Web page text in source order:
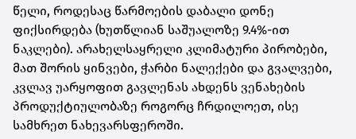
წელი, როდესაც წარმოების დაბალი დონე
ფიქსირდება (ხუთწლიან საშუალოზე 9.4%-ით
ნაკლები). არახელსაყრელი კლიმატური პირობები,
მათ შორის ყინვები, ჭარბი ნალექები და გვალვები,
კვლავ უარყოფით გავლენას ახდენს ვენახების
პროდუქტიულობაზე როგორც ჩრდილოეთ, ისე
სამხრეთ ნახევარსფეროში.